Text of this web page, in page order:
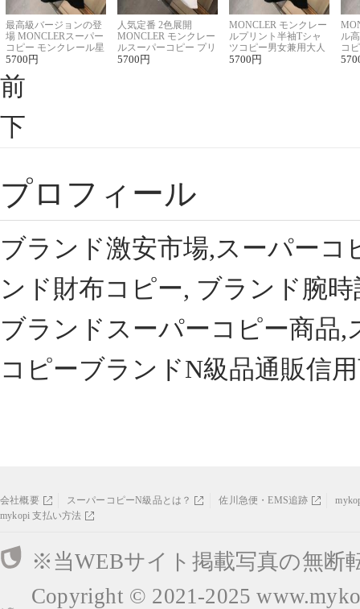
最高級バージョンの登
場 MONCLERスーパー
コピー モンクレール星
座半袖Tシャツ
5700 円
人気定番 2色展開
MONCLER モンクレー
ルスーパーコピー プリ
ント半袖Tシャツ
5700 円
MONCLER モンクレー
ルプリント半袖Tシャ
ツコピー男女兼用大人
可愛い春夏コーデ
5700 円
ル
コ
ィ
前
下
プロフィール
ブランド激安市場,スーパー
ンド財布コピー, ブランド腕
ブランドスーパーコピー商品
コピーブランドN級品通販信
会社概要 スーパーコピーN級品とは？ 佐川急便・EMS追跡
mykopi 支払い方法
※当WEBサイト掲載写真の無断
Copyright © 2021-2025